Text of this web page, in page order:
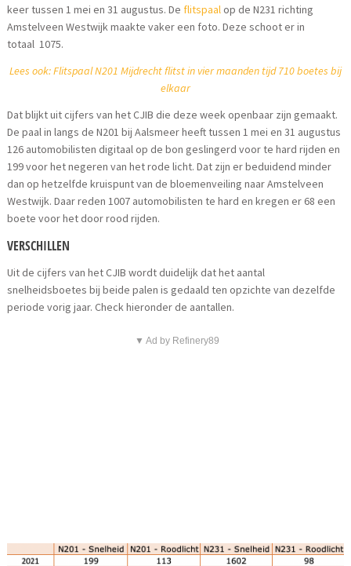
keer tussen 1 mei en 31 augustus. De flitspaalop de N231 richting
Amstelveen Westwijk maakte vaker een foto. Deze schoot er in
totaal 1075.
Lees ook: Flitspaal N201 Mijdrecht flitst in vier maanden tijd 710 boetes bij
elkaar
Dat blijkt uit cijfers van het CJIB die deze week openbaar zijn gemaakt.
De paal in langs de N201 bij Aalsmeer heeft tussen 1 mei en 31 augustus
126 automobilisten digitaal op de bon geslingerd voor te hard rijden en
199 voor het negeren van het rode licht. Dat zijn er beduidend minder
dan op hetzelfde kruispunt van de bloemenveiling naar Amstelveen
Westwijk. Daar reden 1007 automobilisten te hard en kregen er 68 een
boete voor het door rood rijden.
VERSCHILLEN
Uit de cijfers van het CJIB wordt duidelijk dat het aantal
snelheidsboetes bij beide palen is gedaald ten opzichte van dezelfde
periode vorig jaar. Check hieronder de aantallen.
▼ Ad by Refinery89